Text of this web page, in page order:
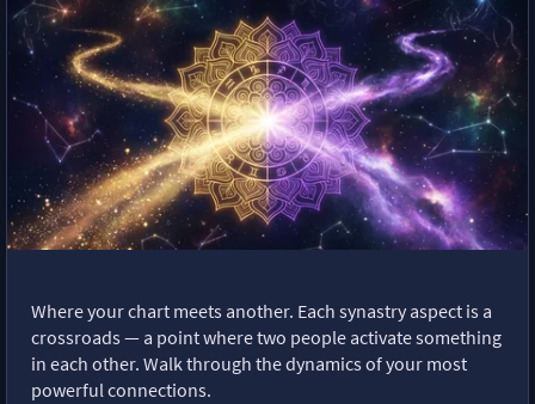
Where your chart meets another. Each synastry aspect is a
crossroads — a point where two people activate something
in each other. Walk through the dynamics of your most
powerful connections.